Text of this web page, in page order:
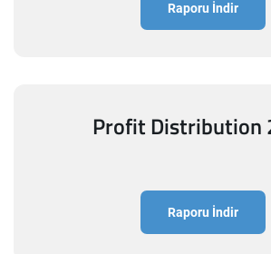
Raporu İndir
Profit Distribution
Raporu İndir